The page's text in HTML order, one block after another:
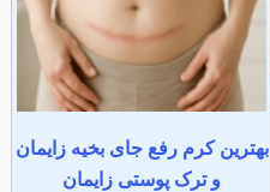
بهترین کرم رفع جای بخیه زایمان
و ترک پوستی زایمان